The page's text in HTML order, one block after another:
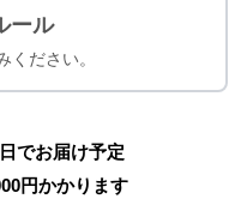
ール
ください。
でお届け予定
円かかります